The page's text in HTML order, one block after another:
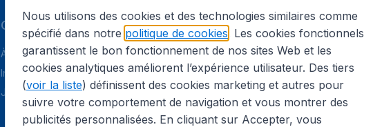
CheapTickets.be
À propos
Information Légale
Jobs
Sites internationaux
Flugladen.de
CheapTickets.ch
CheapTickets.sg
CheapTickets.nl
Nous utilisons des cookies et des technologies similaires comme
spécifié dans notre politique de cookies . Les cookies fonctionnels
garantissent le bon fonctionnement de nos sites Web et les
cookies analytiques améliorent l’expérience utilisateur. Des tiers
(voir la liste) définissent des cookies marketing et autres pour
suivre votre comportement de navigation et vous montrer des
publicités personnalisées. En cliquant sur Accepter, vous